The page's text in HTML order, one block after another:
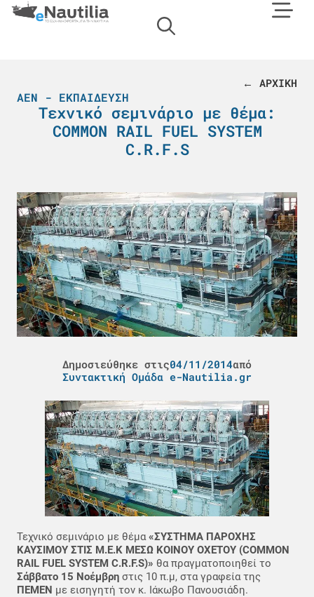
← ΑΡΧΙΚΗ
ΑΕΝ - ΕΚΠΑΊΔΕΥΣΗ
Τεχνικό σεμινάριο με θέμα:
COMMON RAIL FUEL SYSTEM
C.R.F.S
Δημοσιεύθηκε στις04/11/2014από
Συντακτική Ομάδα e-Nautilia.gr
Τεχνικό σεμινάριο με θέμα«ΣΥΣΤΗΜΑ ΠΑΡΟΧΗΣ
ΚΑΥΣΙΜΟΥ ΣΤΙΣ Μ.Ε.Κ ΜΕΣΩ ΚΟΙΝΟΥ ΟΧΕΤΟΥ (COMMON
RAIL FUEL SYSTEM C.R.F.S)» θα πραγματοποιηθεί το
Σάββατο 15 Νοέμβρη στις 10 π.μ, στα γραφεία της
ΠΕΜΕΝ με εισηγητή τον κ. Ιάκωβο Πανουσιάδη.